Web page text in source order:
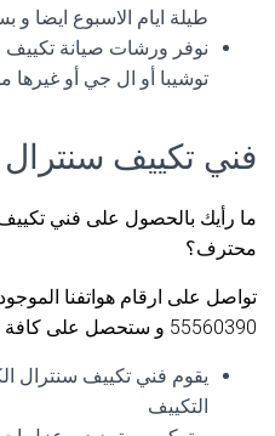
طيلة ايام الاسبوع ايضا
نوفر ورشات صيانة تكييف
توشيبا أو ال جي أو غيرها
فني تكييف
ما رأيك بالحصول على فني
محترف؟
تواصل على ارقام هواتفنا
55560390 و ستحصل على كافة خدمات التكييف دون استثناء.
يقوم فني تكييف سنترال
التكييف